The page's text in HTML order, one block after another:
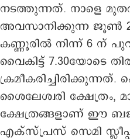
നടത്തുന്നത്. നാളെ
അവസാനിക്കുന്ന ജൂൺ
കണ്ണൂരിൽ നിന്ന് 6 ന്
വൈകിട്ട് 7.30യോടെ
ശൈലേശ്വരി ക്ഷേത്രം,
ക്ഷേത്രങ്ങളാണ് ഈ
എക്സ്പ്രസ് സെമി